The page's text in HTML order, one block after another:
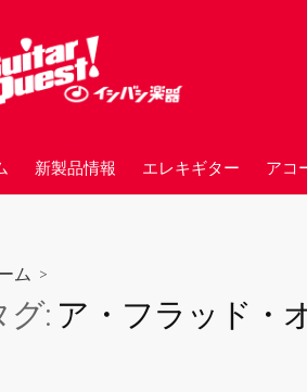
新製品情報 エレキギター アコ
ム >
グ: ア・フラッド・